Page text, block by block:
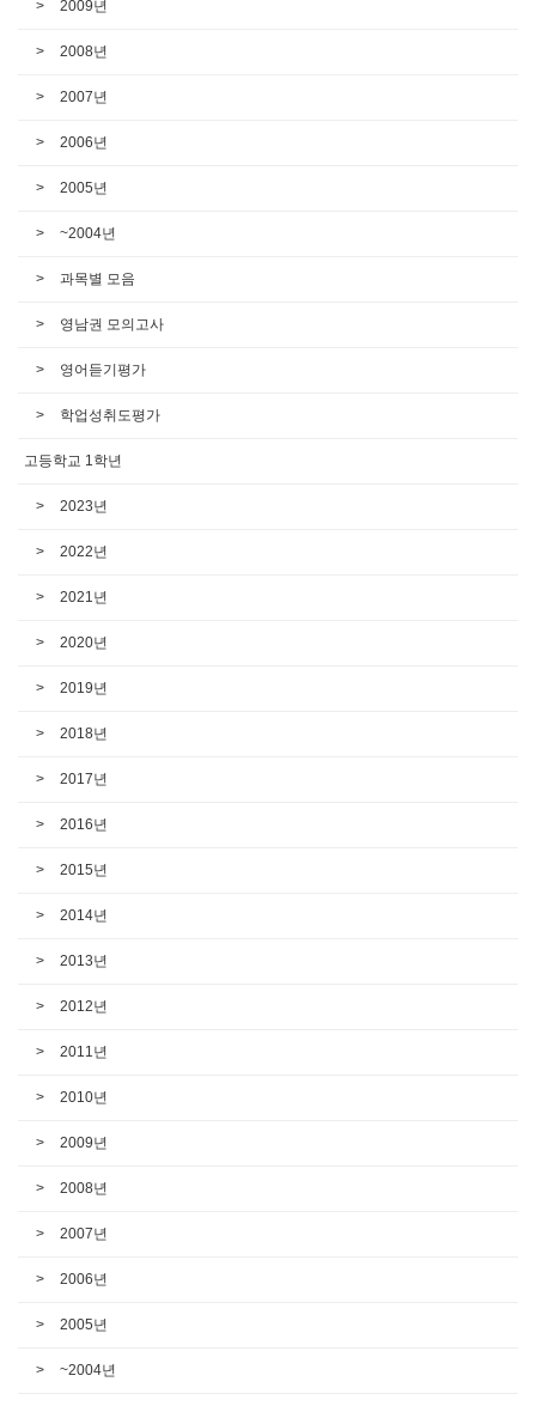
2009년
2008년
2007년
2006년
2005년
~2004년
과목별 모음
영남권 모의고사
영어듣기평가
학업성취도평가
고등학교 1학년
2023년
2022년
2021년
2020년
2019년
2018년
2017년
2016년
2015년
2014년
2013년
2012년
2011년
2010년
2009년
2008년
2007년
2006년
2005년
~2004년